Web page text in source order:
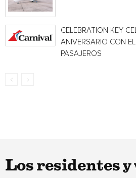
CELEBRATION KEY
ANIVERSARIO CON
PASAJEROS
Los residentes